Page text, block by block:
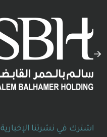
اشترك في نشرتنا الإخبارية